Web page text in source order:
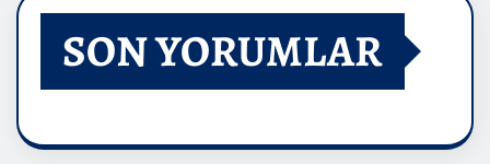
SON YORUMLAR